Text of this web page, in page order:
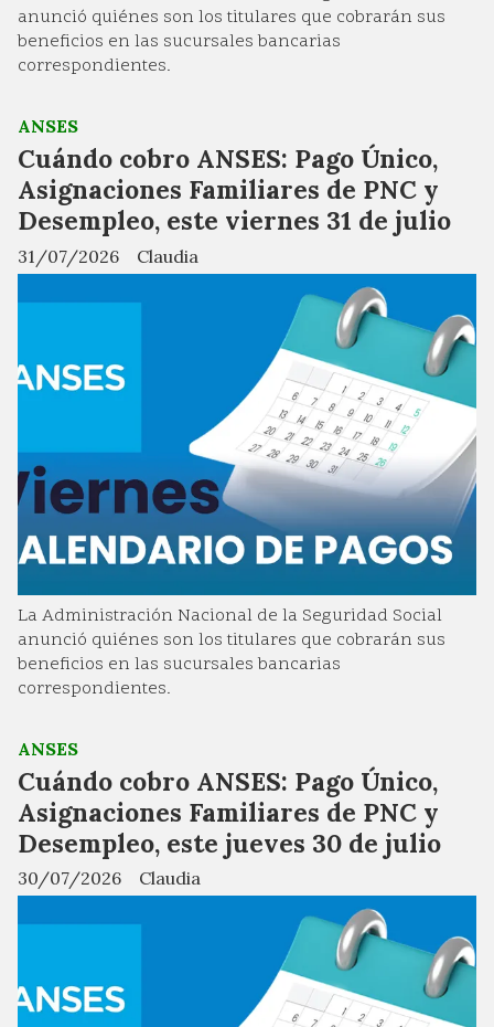
anunció quiénes son los titulares que cobrarán sus
beneficios en las sucursales bancarias
correspondientes.
Cuándo cobro ANSES: Pago Único,
Asignaciones Familiares de PNC y
Desempleo, este viernes 31 de julio
Claudia
ANSES
31/07/2026
La Administración Nacional de la Seguridad Social
anunció quiénes son los titulares que cobrarán sus
beneficios en las sucursales bancarias
correspondientes.
Cuándo cobro ANSES: Pago Único,
Asignaciones Familiares de PNC y
Desempleo, este jueves 30 de julio
Claudia
ANSES
30/07/2026